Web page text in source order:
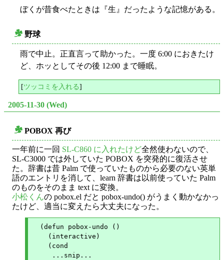
ぼくが昔食べたときは『生』だったような記憶がある。
野球
雨で中止。正直言って助かった。一度 6:00 におきたけ
ど、ホッとしてその後 12:00 まで睡眠。
[ツッコミを入れる]
2005-11-30 (Wed)
POBOX 再び
一年前に一回 SL-C860 に入れたけど全然使わないので、
SL-C3000 では外していた POBOX を突発的に復活させ
た。辞書は昔 Palm で使っていたものから必要のない英単
語のエントリを消して、learn 辞書は以前使っていた Palm
のものをそのまま text に変換。
小松くんの pobox.el だと pobox-undo() がうまく動かなかっ
たけど、適当に変えたら大丈夫になった。
  (defun pobox-undo ()
    (interactive)
    (cond
     ...snip...